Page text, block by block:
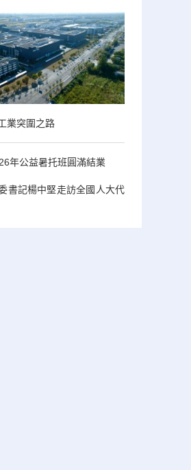
業突圍之路
年公益暑托班圓滿結業
書記楊中堅走訪全國人大代